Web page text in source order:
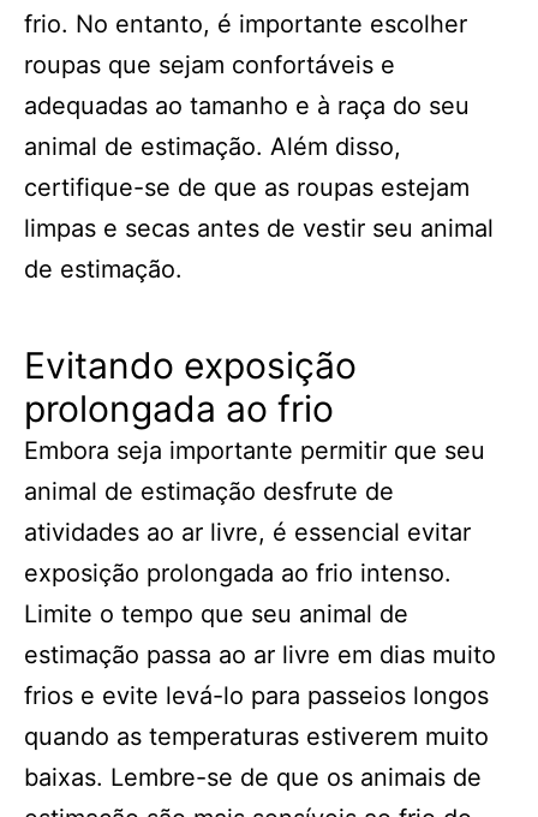
frio. No entanto, é importante escolher
roupas que sejam confortáveis e
adequadas ao tamanho e à raça do seu
animal de estimação. Além disso,
certifique-se de que as roupas estejam
limpas e secas antes de vestir seu animal
de estimação.
Evitando exposição
prolongada ao frio
Embora seja importante permitir que seu
animal de estimação desfrute de
atividades ao ar livre, é essencial evitar
exposição prolongada ao frio intenso.
Limite o tempo que seu animal de
estimação passa ao ar livre em dias muito
frios e evite levá-lo para passeios longos
quando as temperaturas estiverem muito
baixas. Lembre-se de que os animais de